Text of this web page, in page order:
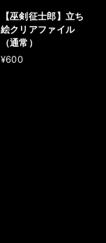
【巫剣征士郎】立ち
絵クリアファイル
（通常）
¥600